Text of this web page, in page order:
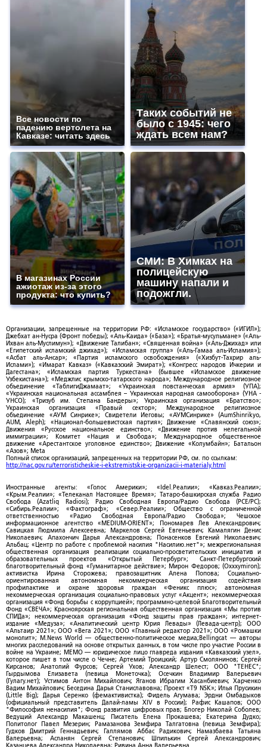
Все новости по
падению вертолета на
Кавказе: читать здесь
Таких событий не
было с 1945: чего
ждать всем нам?
В магазинах России
ажиотаж из-за этого
продукта: что купить?
СМИ: В Химках на
полицейскую
машину напали и
подожгли.
Организации, запрещенные на территории РФ: «Исламское государство» («ИГИЛ»);
Джебхат ан-Нусра (Фронт победы); «Аль-Каида» («База»); «Братья-мусульмане» («Аль-
Ихван аль-Муслимун»); «Движение Талибан»; «Священная война» («Аль-Джихад» или
«Египетский исламский джихад»); «Исламская группа» («Аль-Гамаа аль-Исламия»);
«Асбат аль-Ансар»; «Партия исламского освобождения» («Хизбут-Тахрир аль-
Ислами»); «Имарат Кавказ» («Кавказский Эмират»); «Конгресс народов Ичкерии и
Дагестана»; «Исламская партия Туркестана» (бывшее «Исламское движение
Узбекистана»); «Меджлис крымско-татарского народа»; Международное религиозное
объединение «ТаблигиДжамаат»; «Украинская повстанческая армия» (УПА);
«Украинская национальная ассамблея – Украинская народная самооборона» (УНА -
УНСО); «Тризуб им. Степана Бандеры»; Украинская организация «Братство»;
Украинская организация «Правый сектор»; Международное религиозное
объединение «АУМ Синрике»; Свидетели Иеговы; «АУМСинрике» (AumShinrikyo,
AUM, Aleph); «Национал-большевистская партия»; Движение «Славянский союз»;
Движения «Русское национальное единство»; «Движение против нелегальной
иммиграции»; Комитет «Нация и Свобода»; Международное общественное
движение «Арестантское уголовное единство»; Движение «Колумбайн»; Батальон
«Азов»; Meta
Полный список организаций, запрещенных на территории РФ, см. по ссылкам:
http://nac.gov.ru/terroristicheskie-i-ekstremistskie-organizacii-i-materialy.html
Иностранные агенты: «Голос Америки»; «Idel.Реалии»; «Кавказ.Реалии»;
«Крым.Реалии»; «Телеканал Настоящее Время»; Татаро-башкирская служба Радио
Свобода (Azatliq Radiosi); Радио Свободная Европа/Радио Свобода (PCE/PC);
«Сибирь.Реалии»; «Фактограф»; «Север.Реалии»; Общество с ограниченной
ответственностью «Радио Свободная Европа/Радио Свобода»; Чешское
информационное агентство «MEDIUM-ORIENT»; Пономарев Лев Александрович;
Савицкая Людмила Алексеевна; Маркелов Сергей Евгеньевич; Камалягин Денис
Николаевич; Апахончич Дарья Александровна; Понасенков Евгений Николаевич;
Альбац; «Центр по работе с проблемой насилия "Насилию.нет"»; межрегиональная
общественная организация реализации социально-просветительских инициатив и
образовательных проектов «Открытый Петербург»; Санкт-Петербургский
благотворительный фонд «Гуманитарное действие»; Мирон Федоров; (Oxxxymiron);
активистка Ирина Сторожева; правозащитник Алена Попова; Социально-
ориентированная автономная некоммерческая организация содействия
профилактике и охране здоровья граждан «Феникс плюс»; автономная
некоммерческая организация социально-правовых услуг «Акцент»; некоммерческая
организация «Фонд борьбы с коррупцией»; программно-целевой Благотворительный
Фонд «СВЕЧА»; Красноярская региональная общественная организация «Мы против
СПИДа»; некоммерческая организация «Фонд защиты прав граждан»; интернет-
издание «Медуза»; «Аналитический центр Юрия Левады» (Левада-центр); ООО
«Альтаир 2021»; ООО «Вега 2021»; ООО «Главный редактор 2021»; ООО «Ромашки
монолит»; M.News World — общественно-политическое медиа;Bellingcat — авторы
многих расследований на основе открытых данных, в том числе про участие России в
войне на Украине; МЕМО — юридическое лицо главреда издания «Кавказский узел»,
которое пишет в том числе о Чечне; Артемий Троицкий; Артур Смолянинов; Сергей
Кирсанов; Анатолий Фурсов; Сергей Ухов; Александр Шелест; ООО "ТЕНЕС";
Гырдымова Елизавета (певица Монеточка); Осечкин Владимир Валерьевич
(Гулагу.нет); Устимов Антон Михайлович; Яганов Ибрагим Хасанбиевич; Харченко
Вадим Михайлович; Беседина Дарья Станиславовна; Проект «T9 NSK»; Илья Прусикин
(Little Big); Дарья Серенко (фемактивистка); Фидель Агумава; Эрдни Омбадыков
(официальный представитель Далай-ламы XIV в России); Рафис Кашапов; ООО
"Философия ненасилия"; Фонд развития цифровых прав; Блогер Николай Соболев;
Ведущий Александр Макашенц; Писатель Елена Прокашева; Екатерина Дудко;
Политолог Павел Мезерин; Рамазанова Земфира Талгатовна (певица Земфира);
Гудков Дмитрий Геннадьевич; Галлямов Аббас Радикович; Намазбаева Татьяна
Валерьевна; Асланян Сергей Степанович; Шпилькин Сергей Александрович;
Казанцева Александра Николаевна; Ривина Анна Валерьевна